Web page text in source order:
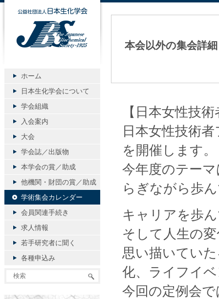
本会以外の集会詳細
【日本女性技
日本女性技術
を開催します。
今年度のテー
らぎながら歩
キャリアを歩
そして人生の
思い描いてい
化、ライフイ
今回の定例会
公益社団法人日本生化学会
ホーム
日本生化学会について
学会組織
入会案内
大会
学会誌／出版物
本学会の賞／助成
他機関・財団の賞／助成
学術集会カレンダー
会員関連手続き
求人情報
若手研究者に聞く
各種申込み